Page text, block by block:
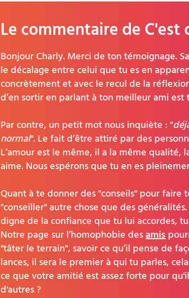
Le commentaire de C'est
Bonjour Charly. Merci de ton témoignage.
le décalage entre celui que tu es en
concrètement et avec le recul de la
d’en sortir en parlant à ton meilleur ami est
Par contre, un petit mot nous inquiète : "
normal". Le fait d’être attiré par des
L’amour est le même, il a la même qualité,
aime. Nous espérons que tu en es
Quant à te donner des "conseils" pour
"conseiller" autre chose que des
digne de la confiance que tu lui accordes,
Notre page sur l’homophobie desamis
"tâter le terrain", savoir ce qu’il pense de
lances, il sera le premier à qui tu parles,
ce que votre amitié est assez forte pour
d'autres ?